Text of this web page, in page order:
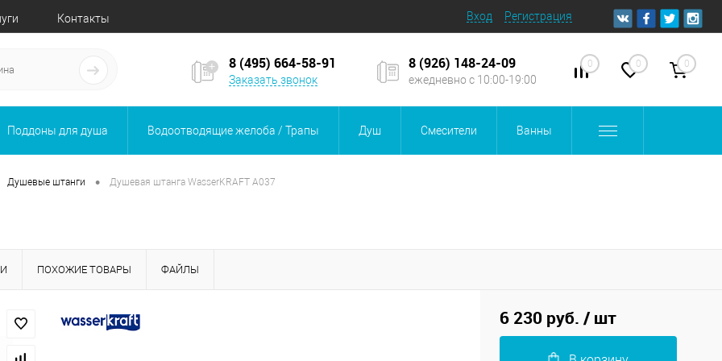
Контакты Вход Регистрация
8 (495) 664-58-91
Заказать звонок
8 (926) 148-24-09
ежедневно с 10:00-19:00
0 0 0
Поддоны для душа Водоотводящие желоба / Трапы Душ Смесители Ванны
Душевые штанги • Душевая штанга WasserKRAFT A037
ПОХОЖИЕ ТОВАРЫ ФАЙЛЫ
6 230 руб. / шт